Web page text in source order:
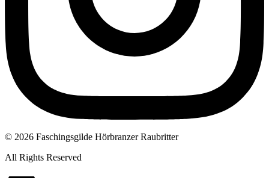
© 2026 Faschingsgilde Hörbranzer Raubritter
All Rights Reserved